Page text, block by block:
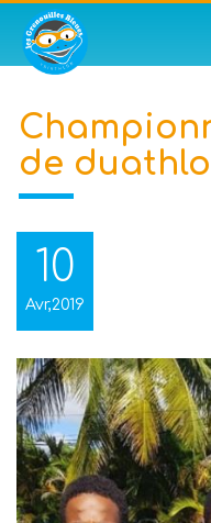
de
10
Avr,2019